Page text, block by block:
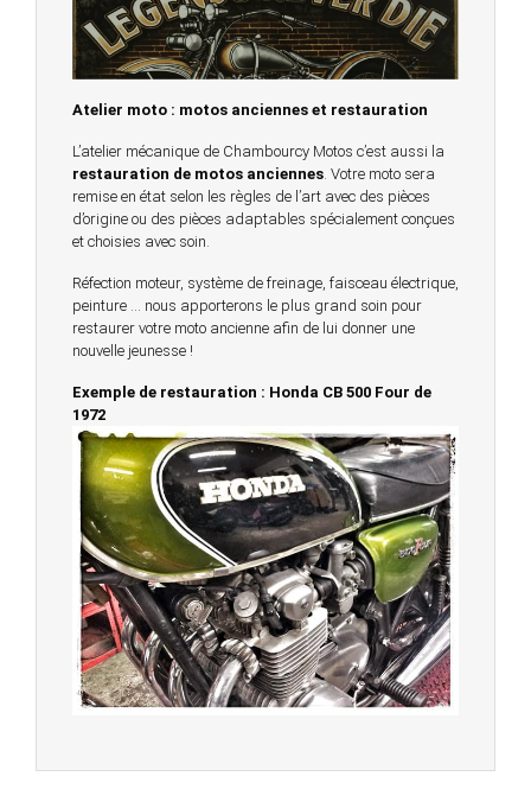
Atelier moto : motos anciennes et restauration
L’atelier mécanique de Chambourcy Motos c’est aussi la
restauration de motos anciennes . Votre moto sera
remise en état selon les règles de l’art avec des pièces
d’origine ou des pièces adaptables spécialement conçues
et choisies avec soin.
Réfection moteur, système de freinage, faisceau électrique,
peinture … nous apporterons le plus grand soin pour
restaurer votre moto ancienne afin de lui donner une
nouvelle jeunesse !
Exemple de restauration : Honda CB 500 Four de
1972
© 2023 -Chambourcy Motos 78 - 7bis chemin de la
Forêt - 78240 - Chambourcy -
Garage Motos et Scooters depuis 20 ans à votre
service entre Saint Germain en Laye et Poissy
Achat de motos et scooters - Dépôt vente - Réparation
- Concessionnaire Voge - Concessionnaire
Multimarques
agence conseil en communication digitale